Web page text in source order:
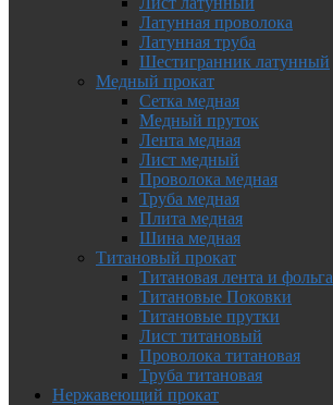
Латунная проволока
Латунная труба
Шестигранник латунный
Медный прокат
Сетка медная
Медный пруток
Лента медная
Лист медный
Проволока медная
Труба медная
Плита медная
Шина медная
Титановый прокат
Титановая лента и фольга
Титановые Поковки
Титановые прутки
Лист титановый
Проволока титановая
Труба титановая
Нержавеющий прокат